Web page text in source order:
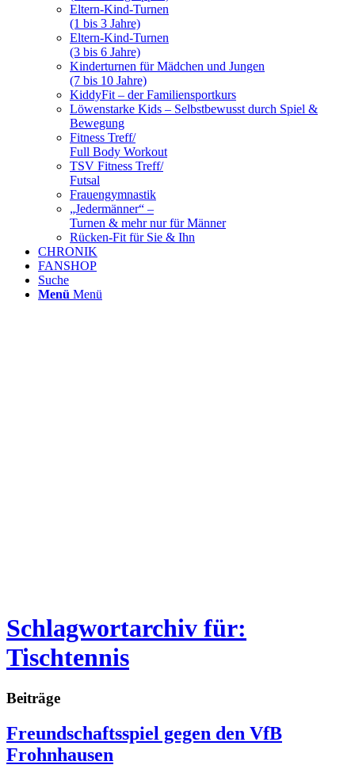
Eltern-Kind-Turnen
(1 bis 3 Jahre)
Eltern-Kind-Turnen
(3 bis 6 Jahre)
Kinderturnen für Mädchen und Jungen
(7 bis 10 Jahre)
KiddyFit – der Familiensportkurs
Löwenstarke Kids – Selbstbewusst durch Spiel &
Bewegung
Fitness Treff/
Full Body Workout
TSV Fitness Treff/
Futsal
Frauengymnastik
„Jedermänner“ –
Turnen & mehr nur für Männer
Rücken-Fit für Sie & Ihn
CHRONIK
FANSHOP
Suche
Menü Menü
Schlagwortarchiv für:
Tischtennis
Beiträge
Freundschaftsspiel gegen den VfB
Frohnhausen